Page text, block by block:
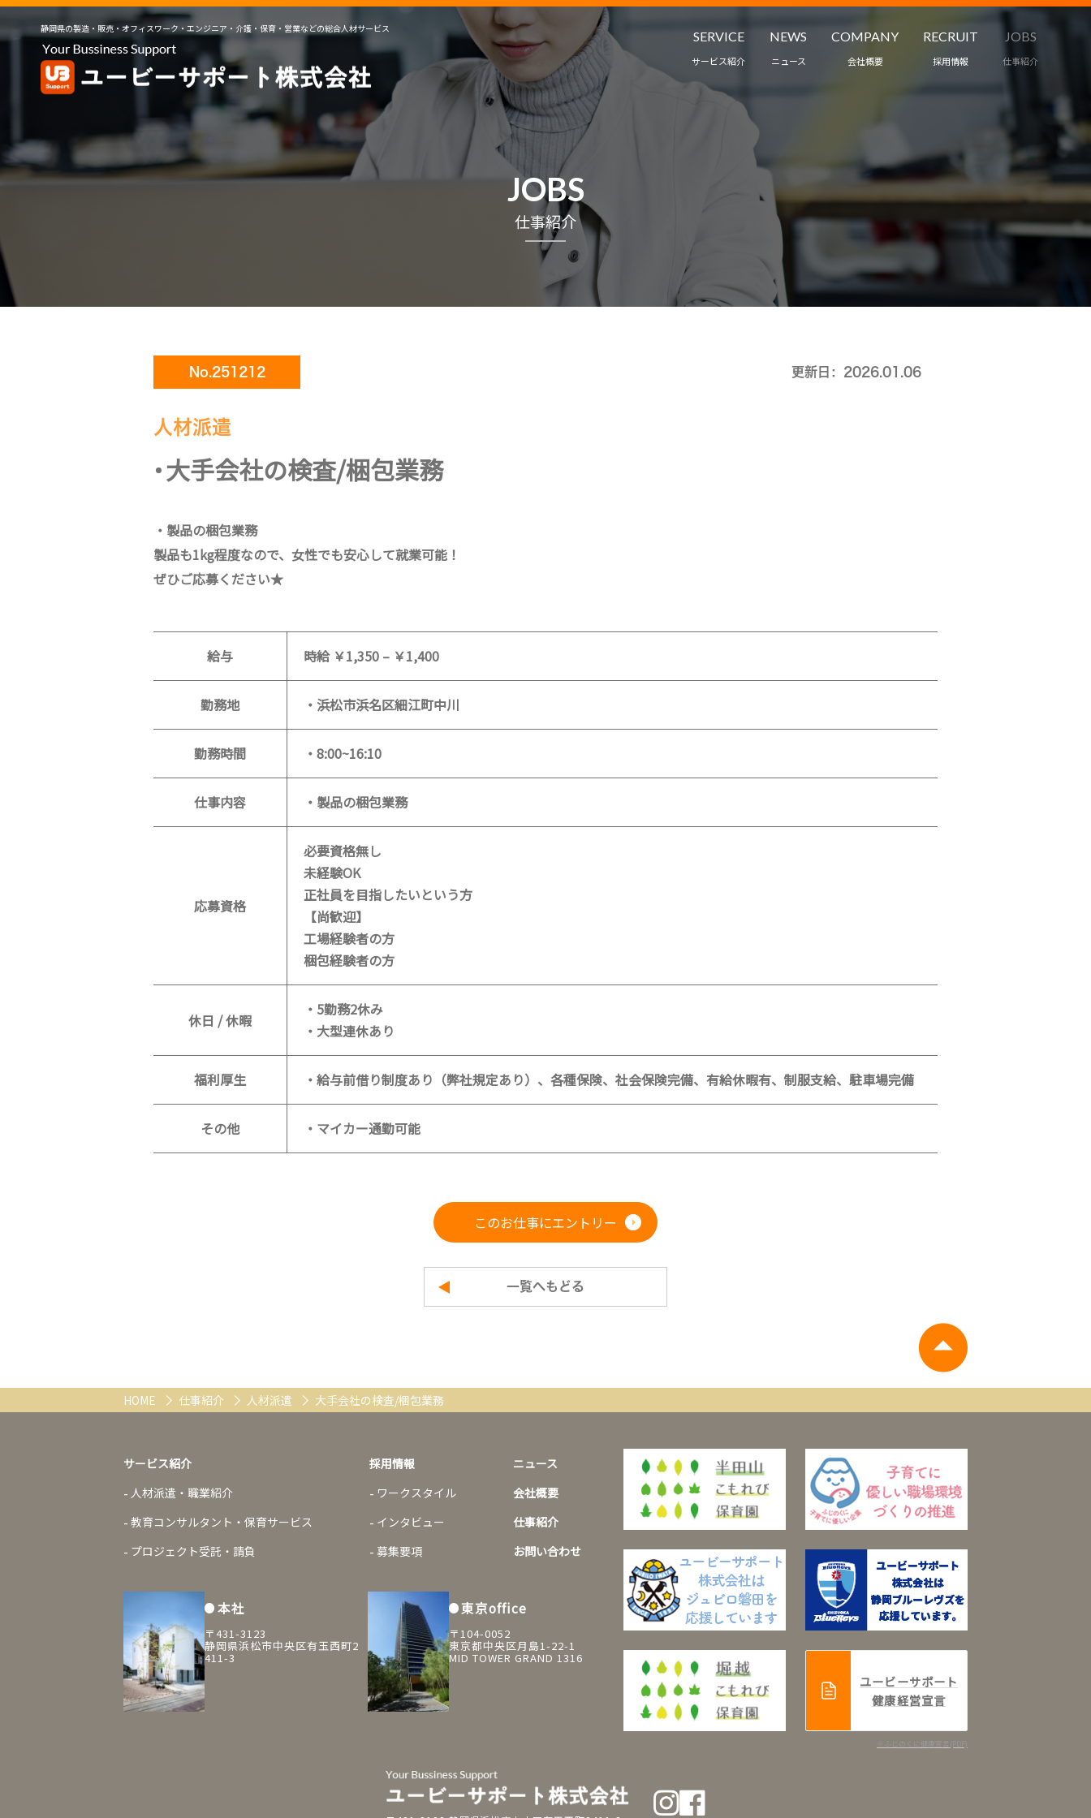
静岡県の製造・販売・オフィスワーク・エンジニア・介護・保育・営業などの総合人材サービス
SERVICE
サービス紹介
教育コンサルタント・保育
NEWS
ニュース
COMPANY
会社概要
RECRUIT
採用情報
インタビュー
募集要項
JOBS
仕事紹介
JOBS
仕事紹介
No.251212 更新日：2026.01.06
人材派遣
大手会社の検査/梱包業務
・製品の梱包業務
製品も1kg程度なので、女性でも安心して就業可能！
ぜひご応募ください★
給与 時給 ￥1,350 – ￥1,400
勤務地 ・浜松市浜名区細江町中川
勤務時間 ・8:00~16:10
仕事内容 ・製品の梱包業務
応募資格
必要資格無し
未経験OK
正社員を目指したいという方
【尚歓迎】
工場経験者の方
梱包経験者の方
休日 / 休暇
・5勤務2休み
・大型連休あり
福利厚生 ・給与前借り制度あり（弊社規定あり）、各種保険、社会保険完備、有給休暇有、制服支給、駐車場完備
その他 ・マイカー通勤可能
このお仕事にエントリー
一覧へもどる
HOME 仕事紹介 人材派遣 大手会社の検査/梱包業務
サービス紹介
人材派遣・職業紹介
教育コンサルタント・保育サービス
プロジェクト受託・請負
採用情報
ワークスタイル
インタビュー
募集要項
ニュース
会社概要
仕事紹介
お問い合わせ
本社
〒431-3123
静岡県浜松市中央区有玉西町2
411-3
東京office
〒104-0052
東京都中央区月島1-22-1
MID TOWER GRAND 1316
ユービーサポート
健康経営宣言
※ふじのくに健康宣言(PDF)